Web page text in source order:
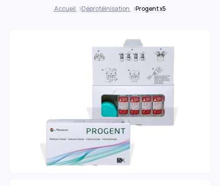
Accueil Déprotéinisation Progent x5